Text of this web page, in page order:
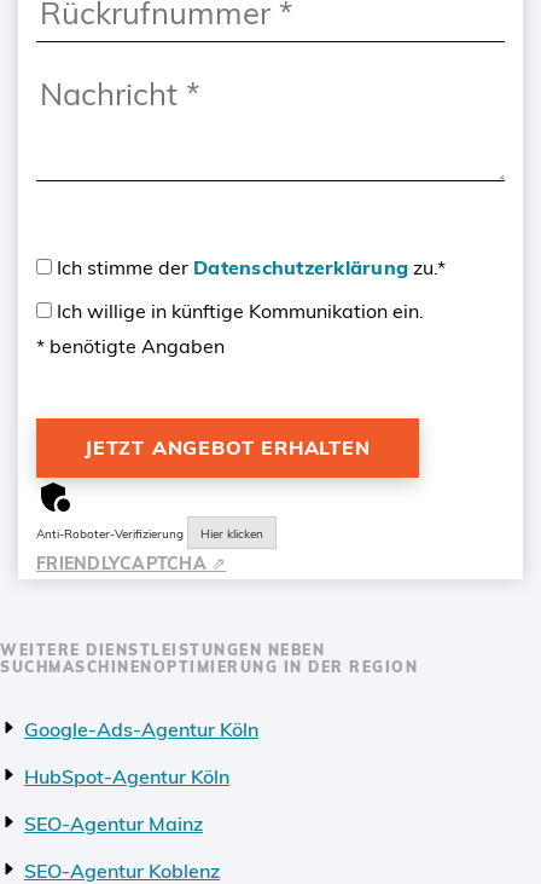
Ich stimme der Datenschutzerklärung zu.*
Ich willige in künftige Kommunikation ein.
* benötigte Angaben
Anti-Roboter-Verifizierung Hier klicken
FRIENDLYCAPTCHA ⇗
WEITERE DIENSTLEISTUNGEN NEBEN
SUCHMASCHINENOPTIMIERUNG IN DER REGION
Google-Ads-Agentur Köln
HubSpot-Agentur Köln
SEO-Agentur Mainz
SEO-Agentur Koblenz